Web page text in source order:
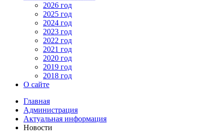
2026 год
2025 год
2024 год
2023 год
2022 год
2021 год
2020 год
2019 год
2018 год
О сайте
Главная
Администрация
Актуальная информация
Новости